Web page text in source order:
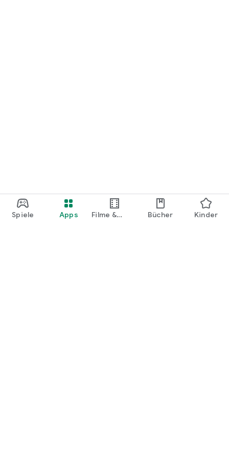
Spiele Apps
Filme &
Bücher Kinder